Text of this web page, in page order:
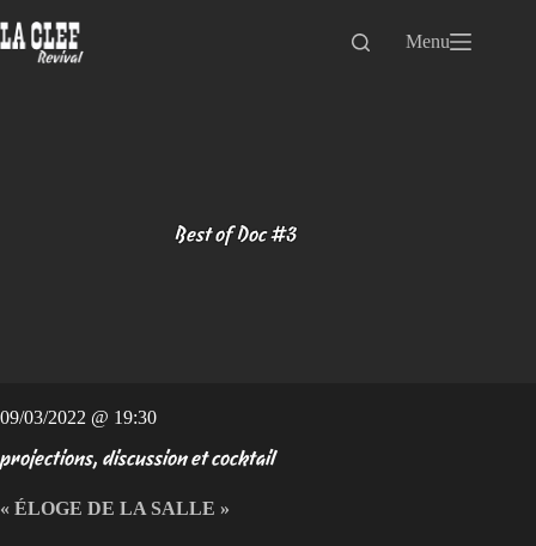
au
contenu
Menu
Best of Doc #3
09/03/2022 @ 19:30
projections, discussion et cocktail
« ÉLOGE DE LA SALLE »